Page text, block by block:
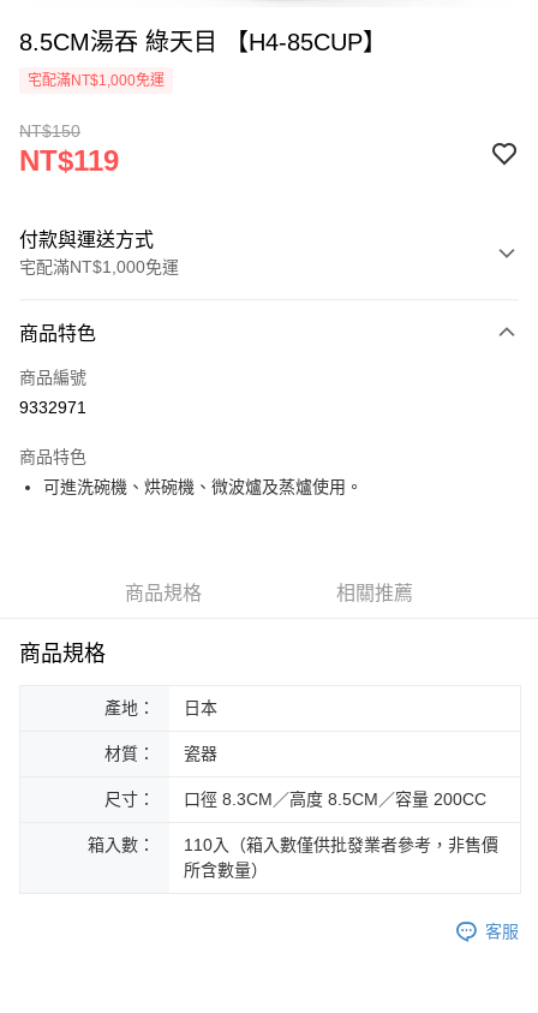
8.5CM湯吞 綠天目 【H4-85CUP】
宅配滿NT$1,000免運
NT$150
NT$119
付款與運送方式
宅配滿NT$1,000免運
信用卡一次付款
LINE Pay
街口支付
黑貓本島宅配
每筆NT$200，滿NT$1,000(含以上)免運費
黑貓外島宅配
商品特色
商品編號
9332971
商品特色
可進洗碗機、烘碗機、微波爐及蒸爐使用。
商品規格 相關推薦
商品規格
產地： 日本
材質： 瓷器
尺寸： 口徑 8.3CM／高度 8.5CM／容量 200CC
箱入數：
110入（箱入數僅供批發業者參考，非售價
所含數量）
客服